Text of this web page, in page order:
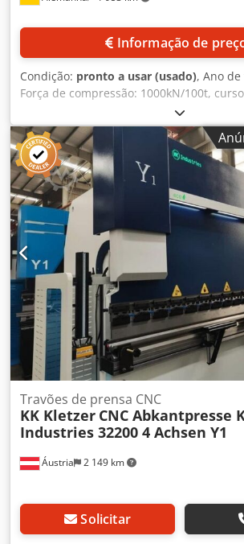
Informação de
Condição: pronto a usar (usado), Ano
Força de compressão: 1000kN/100t,
200mm, pressão máxima de
controlo: DNC70, distância de
de sobrecurso: 104ms, distância de
Chjdpfx Aewcz Axjbzsa
Áustria 2 149 km
Travões de prensa CNC
KK Kletzer CNC Abkantpresse
Industries 32200 4 Achsen Y1
Solicitar